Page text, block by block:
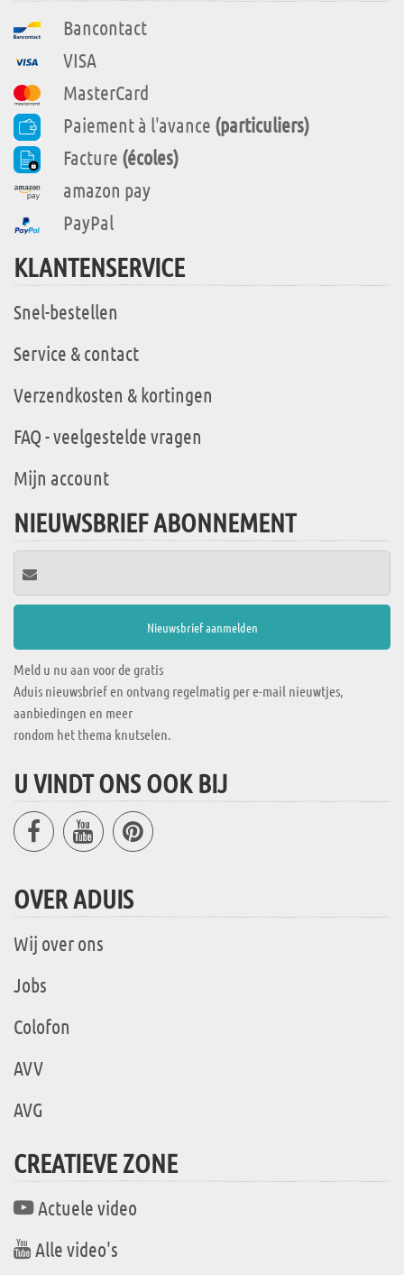
Bancontact
VISA
MasterCard
Paiement à l'avance (particuliers)
Facture (écoles)
amazon pay
PayPal
KLANTENSERVICE
Snel-bestellen
Service & contact
Verzendkosten & kortingen
FAQ - veelgestelde vragen
Mijn account
NIEUWSBRIEF ABONNEMENT
Meld u nu aan voor de gratis
Aduis nieuwsbrief en ontvang regelmatig per e-mail nieuwtjes,
aanbiedingen en meer
rondom het thema knutselen.
U VINDT ONS OOK BIJ
OVER ADUIS
Wij over ons
Jobs
Colofon
AVV
AVG
CREATIEVE ZONE
Actuele video
Alle video's